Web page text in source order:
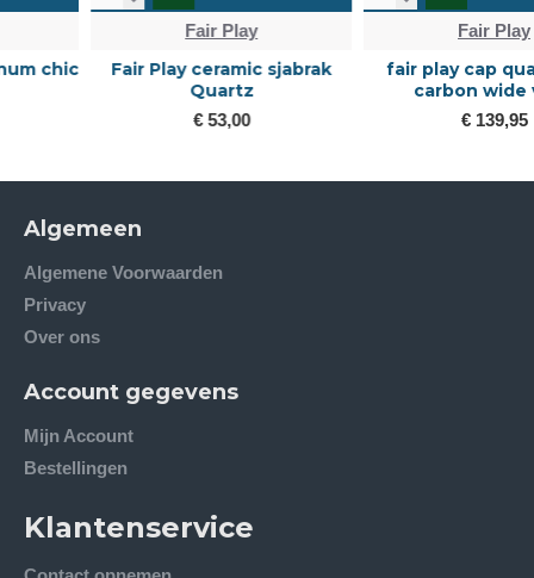
Fair Play ceramic sjabrak
fair play cap quantinum
carbon wide visor
Algemeen
Algemene Voorwaarden
Privacy
Over ons
Account gegevens
Mijn Account
Bestellingen
Klantenservice